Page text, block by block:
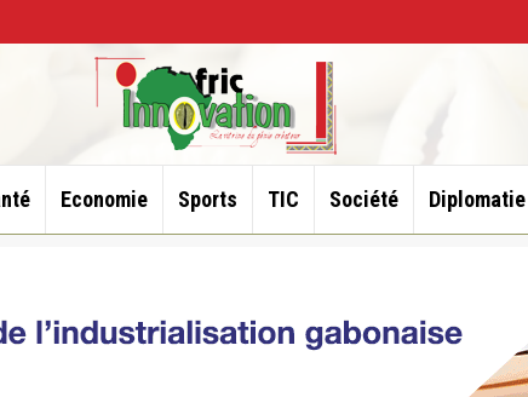
Economie Sports TIC Société Diplomatie